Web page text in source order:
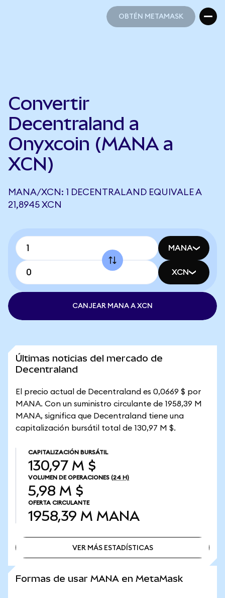
OBTÉN METAMASK
Convertir
Decentraland a
Onyxcoin (MANA a
XCN)
MANA/XCN: 1 DECENTRALAND EQUIVALE A
21,8945 XCN
MANA
XCN
CANJEAR MANA A XCN
Últimas noticias del mercado de
Decentraland
El precio actual de Decentraland es 0,0669 $ por
MANA. Con un suministro circulante de 1958,39 M
MANA, significa que Decentraland tiene una
capitalización bursátil total de 130,97 M $.
CAPITALIZACIÓN BURSÁTIL
130,97 M $
VOLUMEN DE OPERACIONES (24 H)
5,98 M $
OFERTA CIRCULANTE
1958,39 M MANA
VER MÁS ESTADÍSTICAS
Formas de usar MANA en MetaMask